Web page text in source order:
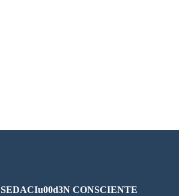
SEDACIu00d3N CONSCIENTE